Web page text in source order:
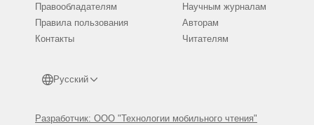
Правообладателям
Правила пользования
Контакты
Русский
Разработчик: ООО "Технологии мобильного чтения"
Научным журналам
Авторам
Читателям